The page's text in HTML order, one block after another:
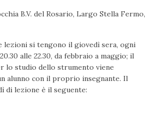
B.V. del Rosario, Largo Stella Fermo,
lezioni si tengono il giovedì sera, ogni
alle 22.30, da febbraio a maggio; il
lo studio dello strumento viene
alunno con il proprio insegnante. Il
di lezione è il seguente: